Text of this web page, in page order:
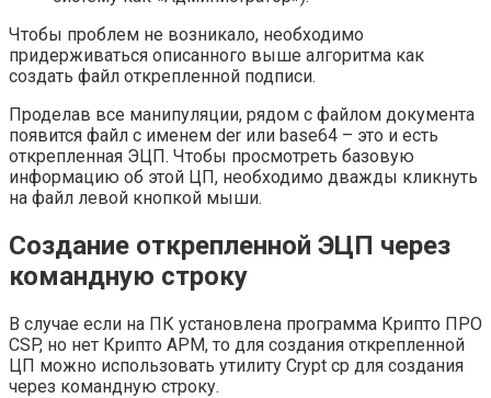
Чтобы проблем не возникало, необходимо
придерживаться описанного выше алгоритма как
создать файл открепленной подписи.
Проделав все манипуляции, рядом с файлом документа
появится файл с именем der или base64 – это и есть
открепленная ЭЦП. Чтобы просмотреть базовую
информацию об этой ЦП, необходимо дважды кликнуть
на файл левой кнопкой мыши.
Создание открепленной ЭЦП через
командную строку
В случае если на ПК установлена программа Крипто ПРО
CSP, но нет Крипто АРМ, то для создания открепленной
ЦП можно использовать утилиту Crypt cp для создания
через командную строку.